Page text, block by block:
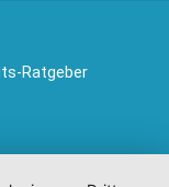
Ratgeber